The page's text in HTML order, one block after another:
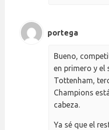
portega
Bueno,
en primero y el
Tottenham,
Champions
cabeza.
Ya sé que el